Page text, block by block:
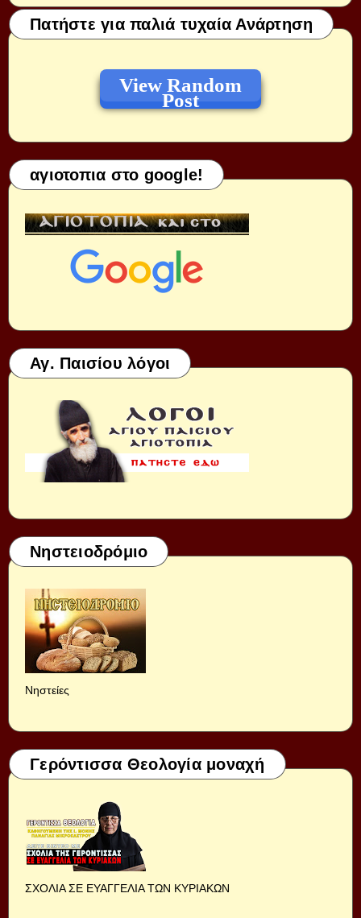
Πατήστε για παλιά τυχαία Ανάρτηση
View Random
Post
αγιοτοπια στο google!
Αγ. Παισίου λόγοι
Νηστειοδρόμιο
Νηστείες
Γερόντισσα Θεολογία μοναχή
ΣΧΟΛΙΑ ΣΕ ΕΥΑΓΓΕΛΙΑ ΤΩΝ ΚΥΡΙΑΚΩΝ